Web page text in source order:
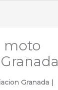
moto
Granada |